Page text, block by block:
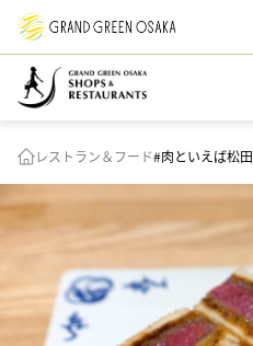
レストラン＆フード#肉といえば松田